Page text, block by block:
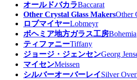
オールドバカラBaccarat
Other Crystal Glass MakersOther
ロブマイヤーLobmeyr
ボヘミア地方ガラス工房Bohemia
ティファニーTiffany
ジョージ・ジェンセンGeorg
マイセンMeissen
シルバーオーバーレイSilver